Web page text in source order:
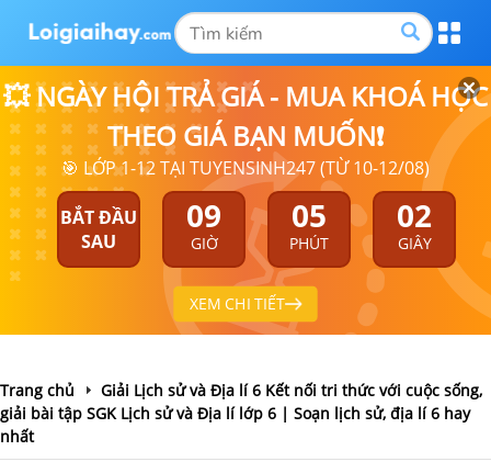
💥 NGÀY HỘI TRẢ GIÁ - MUA KHOÁ HỌC
THEO GIÁ BẠN MUỐN❗
🎯 LỚP 1-12 TẠI TUYENSINH247 (TỪ 10-12/08)
BẮT ĐẦU
SAU
09
GIỜ
05
PHÚT
01
GIÂY
XEM CHI TIẾT
Trang chủ
Giải Lịch sử và Địa lí 6 Kết nối tri thức với cuộc sống,
giải bài tập SGK Lịch sử và Địa lí lớp 6 | Soạn lịch sử, địa lí 6 hay
nhất